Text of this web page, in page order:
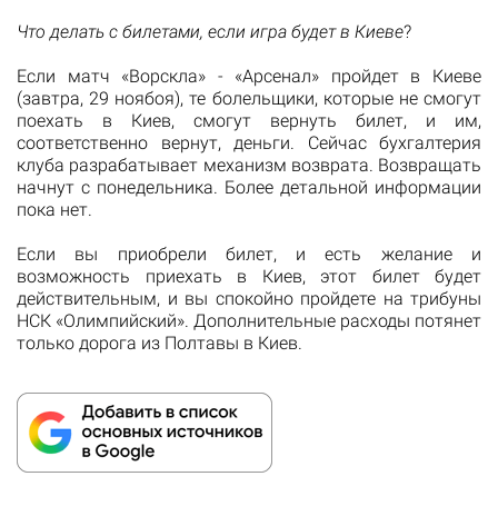
Что делать с билетами, если игра будет в Киеве?
Если матч «Ворскла» - «Арсенал» пройдет в Киеве
(завтра, 29 ноябоя), те болельщики, которые не смогут
поехать в Киев, смогут вернуть билет, и им,
соответственно вернут, деньги. Сейчас бухгалтерия
клуба разрабатывает механизм возврата. Возвращать
начнут с понедельника. Более детальной информации
пока нет.
Если вы приобрели билет, и есть желание и
возможность приехать в Киев, этот билет будет
действительным, и вы спокойно пройдете на трибуны
НСК «Олимпийский». Дополнительные расходы потянет
только дорога из Полтавы в Киев.